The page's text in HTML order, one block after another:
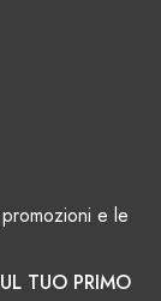
e le
TUO PRIMO